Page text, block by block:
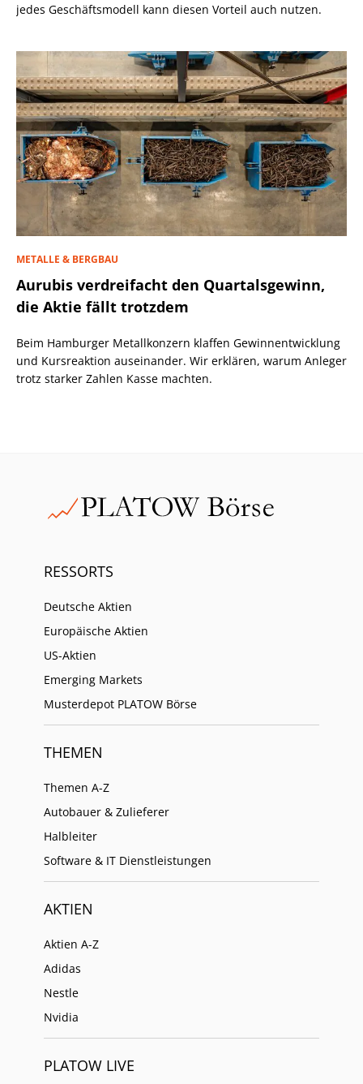
jedes Geschäftsmodell kann diesen Vorteil auch nutzen.
METALLE & BERGBAU
Aurubis verdreifacht den Quartalsgewinn,
die Aktie fällt trotzdem
Beim Hamburger Metallkonzern klaffen Gewinnentwicklung
und Kursreaktion auseinander. Wir erklären, warum Anleger
trotz starker Zahlen Kasse machten.
RESSORTS
Deutsche Aktien
Europäische Aktien
US-Aktien
Emerging Markets
Musterdepot PLATOW Börse
THEMEN
Themen A-Z
Autobauer & Zulieferer
Halbleiter
Software & IT Dienstleistungen
AKTIEN
Aktien A-Z
Adidas
Nestle
Nvidia
PLATOW LIVE